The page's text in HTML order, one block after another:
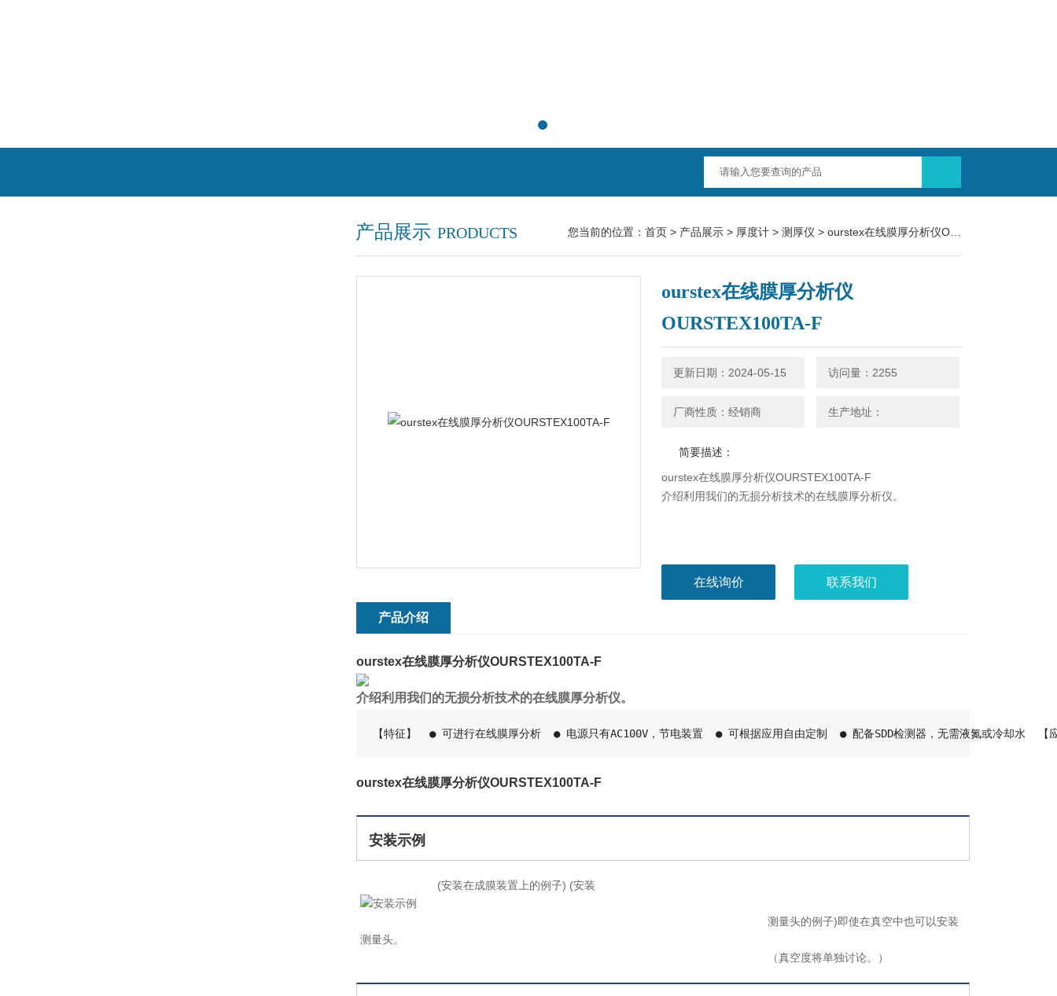
产品展示 PRODUCTS 您当前的位置： 首页 > 产品展示 > 厚度计 > 测厚仪 > ourstex在线膜厚分析仪OURSTEX100TA-F
ourstex在线膜厚分析仪
OURSTEX100TA-F
更新日期：2024-05-15 访问量：2255
厂商性质：经销商 生产地址：
简要描述：
ourstex在线膜厚分析仪OURSTEX100TA-F
介绍利用我们的无损分析技术的在线膜厚分析仪。
在线询价 联系我们
产品介绍
ourstex在线膜厚分析仪OURSTEX100TA-F
介绍利用我们的无损分析技术的在线膜厚分析仪。
【特征】  ● 可进行在线膜厚分析  ● 电源只有AC100V，节电装置  ● 可根据应用自由定制  ● 配备SDD检测器，无需液氮或冷却水
ourstex在线膜厚分析仪OURSTEX100TA-F
安装示例
(安装在成膜装置上的例子) (安装
测量头的例子)即使在真空中也可以安装
测量头。
（真空度将单独讨论。）